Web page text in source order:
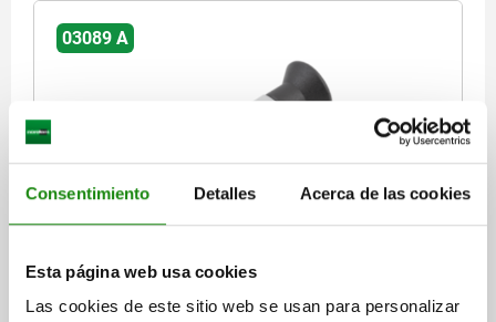
Consentimiento Detalles Acerca de las cookies
Esta página web usa cookies
Las cookies de este sitio web se usan para personalizar
03089 A
PERNO DE BLOQUEO ECO TA.2 D1=M10, D=6,
ENDURECIDO, COMP:TERMOPLÁSTICO GRIS
LONGITUD=47,5 FORMA=A